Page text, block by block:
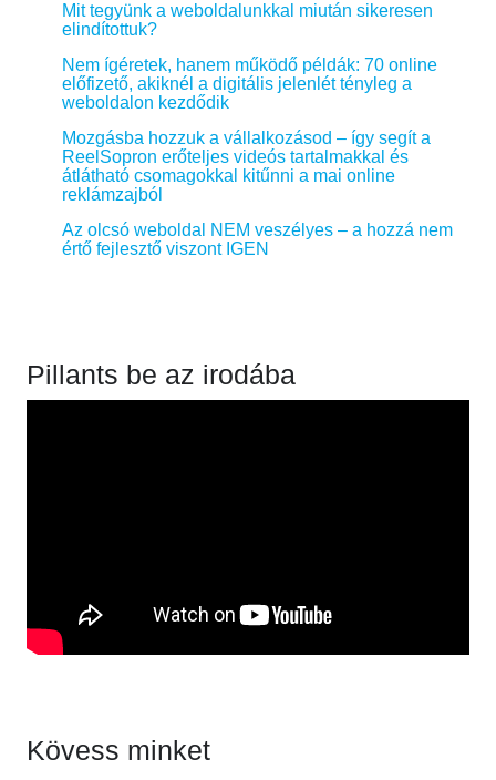
Mit tegyünk a weboldalunkkal miután sikeresen
elindítottuk?
Nem ígéretek, hanem működő példák: 70 online
előfizető, akiknél a digitális jelenlét tényleg a
weboldalon kezdődik
Mozgásba hozzuk a vállalkozásod – így segít a
ReelSopron erőteljes videós tartalmakkal és
átlátható csomagokkal kitűnni a mai online
reklámzajból
Az olcsó weboldal NEM veszélyes – a hozzá nem
értő fejlesztő viszont IGEN
Pillants be az irodába
Kövess minket